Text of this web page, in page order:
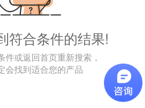
符合条件的结果!
件或返回首页重新搜索，
会找到适合您的产品